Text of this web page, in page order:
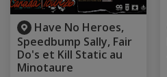
Have No Heroes,
Speedbump Sally, Fair
Do's et Kill Static au
Minotaure